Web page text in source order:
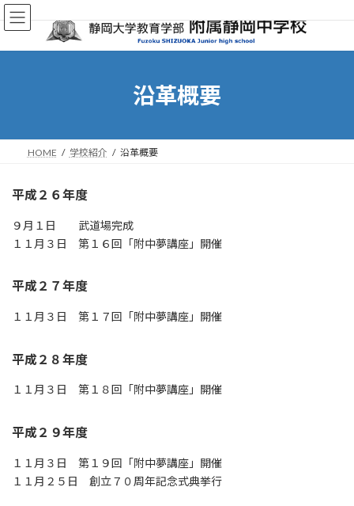
コ
ン
ン
ナ
ビ
ー
沿革概要
HOME 学校紹介 沿革概要
平成２６年度
９月１日 武道場完成
１１月３日 第１６回「附中夢講座」開催
平成２７年度
１１月３日 第１７回「附中夢講座」開催
平成２８年度
１１月３日 第１８回「附中夢講座」開催
平成２９年度
１１月３日 第１９回「附中夢講座」開催
１１月２５日 創立７０周年記念式典挙行